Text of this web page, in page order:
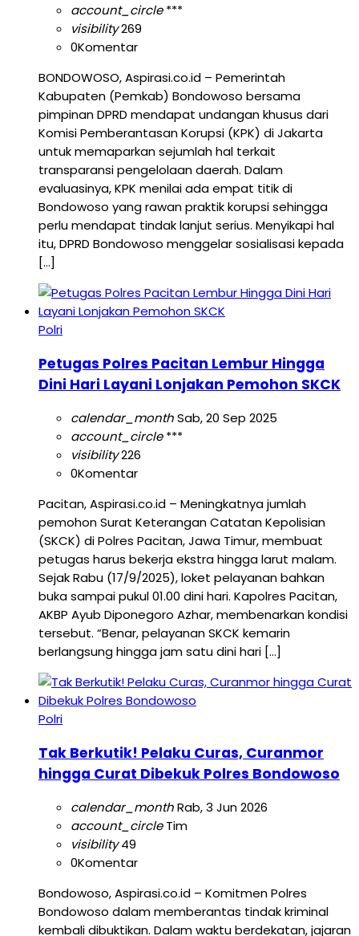
account_circle***
visibility269
0Komentar
BONDOWOSO, Aspirasi.co.id – Pemerintah
Kabupaten (Pemkab) Bondowoso bersama
pimpinan DPRD mendapat undangan khusus dari
Komisi Pemberantasan Korupsi (KPK) di Jakarta
untuk memaparkan sejumlah hal terkait
transparansi pengelolaan daerah. Dalam
evaluasinya, KPK menilai ada empat titik di
Bondowoso yang rawan praktik korupsi sehingga
perlu mendapat tindak lanjut serius. Menyikapi hal
itu, DPRD Bondowoso menggelar sosialisasi kepada
[…]
Polri
Petugas Polres Pacitan Lembur Hingga
Dini Hari Layani Lonjakan Pemohon SKCK
calendar_monthSab, 20 Sep 2025
account_circle***
visibility226
0Komentar
Pacitan, Aspirasi.co.id – Meningkatnya jumlah
pemohon Surat Keterangan Catatan Kepolisian
(SKCK) di Polres Pacitan, Jawa Timur, membuat
petugas harus bekerja ekstra hingga larut malam.
Sejak Rabu (17/9/2025), loket pelayanan bahkan
buka sampai pukul 01.00 dini hari. Kapolres Pacitan,
AKBP Ayub Diponegoro Azhar, membenarkan kondisi
tersebut. “Benar, pelayanan SKCK kemarin
berlangsung hingga jam satu dini hari […]
Polri
Tak Berkutik! Pelaku Curas, Curanmor
hingga Curat Dibekuk Polres Bondowoso
calendar_monthRab, 3 Jun 2026
account_circleTim
visibility49
0Komentar
Bondowoso, Aspirasi.co.id – Komitmen Polres
Bondowoso dalam memberantas tindak kriminal
kembali dibuktikan. Dalam waktu berdekatan, jajaran